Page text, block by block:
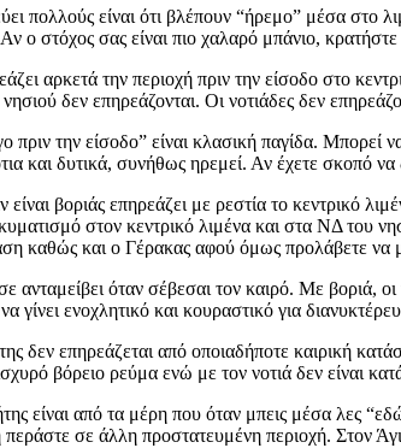
πολλούς είναι ότι βλέπουν “ήρεμο” μέσα στο
ο στόχος σας είναι πιο χαλαρό μπάνιο,
αρκετά την περιοχή πριν την είσοδο στο
νησιού δεν επηρεάζονται. Οι νοτιάδες δεν
πριν την είσοδο” είναι κλασική παγίδα. Μπορεί
και δυτικά, συνήθως ηρεμεί. Αν έχετε σκοπό
βοριάς επηρεάζει με ρεστία το κεντρικό
κυματισμό στον κεντρικό λιμένα και στα ΝΔ
καθώς και ο Γέρακας αφού όμως προλάβετε να
ανταμείβει όταν σέβεσαι τον καιρό. Με βοριά,
γίνει ενοχλητικό και κουραστικό για
δεν επηρεάζεται από οποιαδήποτε καιρική
βόρειο ρεύμα ενώ με τον νοτιά δεν είναι
είναι από τα μέρη που όταν μπεις μέσα λες
σε άλλη προστατευμένη περιοχή. Στον